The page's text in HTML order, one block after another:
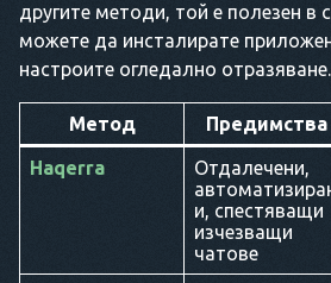
другите методи, той е полезен в
можете да инсталирате
настроите огледално отразяване.
Метод Предимства
Haqerra
Отдалечени,
и, спестяващи
изчезващи
чатове